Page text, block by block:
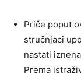
Priče poput
stručnjaci
nastati
Prema